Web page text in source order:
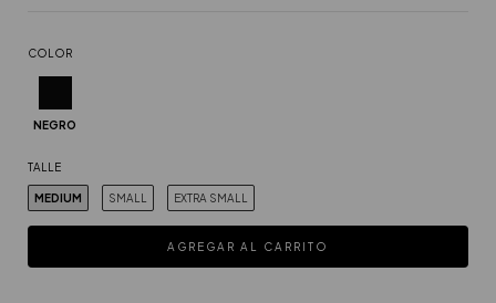
COLOR
NEGRO
TALLE
MEDIUM SMALL EXTRA SMALL